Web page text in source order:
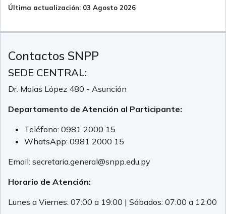
Última actualización: 03 Agosto 2026
Contactos SNPP
SEDE CENTRAL:
Dr. Molas López 480 - Asunción
Departamento de Atención al Participante:
Teléfono: 0981 2000 15
WhatsApp: 0981 2000 15
Email: secretaria.general@snpp.edu.py
Horario de Atención:
Lunes a Viernes: 07:00 a 19:00 | Sábados: 07:00 a 12:00